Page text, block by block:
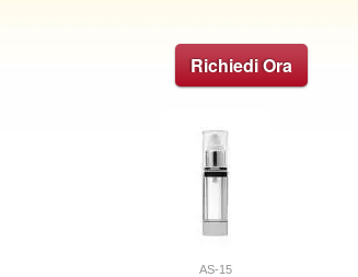
Richiedi Ora
AS-15